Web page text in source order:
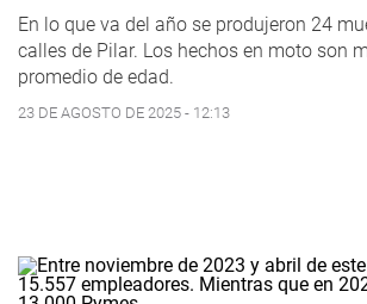
En lo que va del año se produjeron 24
calles de Pilar. Los hechos en moto son
promedio de edad.
23 DE AGOSTO DE 2025 - 12:13